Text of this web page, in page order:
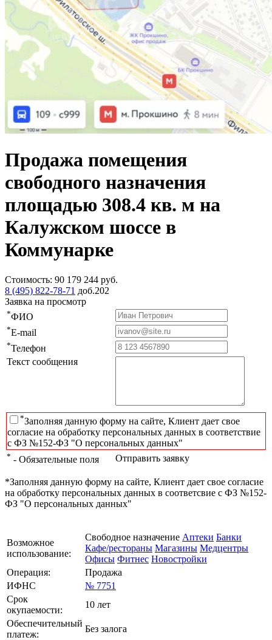
Продажа помещения
свободного назначения
площадью 308.4 кв. м на
Калужском шоссе в
Коммунарке
Стоимость: 90 179 244 руб.
8 (495) 822-78-71 доб.202
Заявка на просмотр
*ФИО
*E-mail
*Телефон
Текст сообщения
*Заполняя данную форму на сайте, Клиент дает свое
согласие на обработку персональных данных в соответствие
с ФЗ №152-ФЗ "О персональных данных"
* - Обязательные поля Отправить заявку
*Заполняя данную форму на сайте, Клиент дает свое согласие
на обработку персональных данных в соответсвие с ФЗ №152-
ФЗ "О персональных данных"
Возможное
использование:
Свободное назначение Аптеки Банки
Кафе/рестораны Магазины Медцентры
Офисы Фитнес Новостройки
Операция:
Продажа
ИФНС
№ 7751
Срок
окупаемости:
10 лет
Обеспечительный
платеж:
Без залога